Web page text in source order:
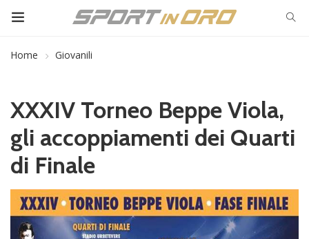
Home Giovanili
XXXIV Torneo Beppe Viola,
gli accoppiamenti dei Quarti
di Finale